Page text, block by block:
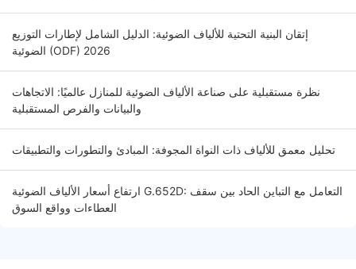
إتقان البنية التحتية للألياف الضوئية: الدليل الشامل لإطارات التوزيع
الضوئية (ODF) 2026
نظرة مستقبلية على صناعة الألياف الضوئية للمنازل عالميًا: الاتجاهات
والبيانات والفرص المستقبلية
تحليل معمق للألياف ذات النواة المجوفة: المبادئ والتطورات والتطبيقات
ارتفاع أسعار الألياف الضوئية G.652D: التعامل مع التباين الحاد بين سقف
العطاءات وواقع السوق